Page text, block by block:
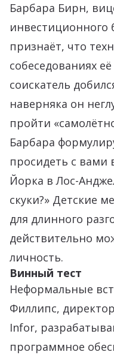
Барбара Бирн,
инвестиционного
признаёт, что
собеседованиях
соискатель
наверняка он
пройти
Барбара
просидеть с вами
Йорка в Лос-
скуки?» Детские
для длинного
действительно
личность.
Винный тест
Неформальные
Филлипс,
Infor,
программное